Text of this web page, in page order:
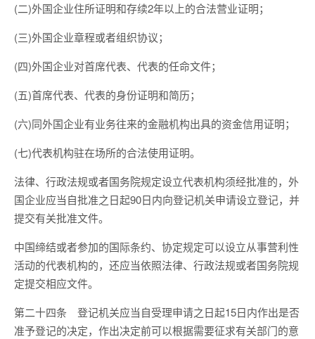
(二)外国企业住所证明和存续2年以上的合法营业证明；
(三)外国企业章程或者组织协议；
(四)外国企业对首席代表、代表的任命文件；
(五)首席代表、代表的身份证明和简历；
(六)同外国企业有业务往来的金融机构出具的资金信用证明；
(七)代表机构驻在场所的合法使用证明。
法律、行政法规或者国务院规定设立代表机构须经批准的，外
国企业应当自批准之日起90日内向登记机关申请设立登记，并
提交有关批准文件。
中国缔结或者参加的国际条约、协定规定可以设立从事营利性
活动的代表机构的，还应当依照法律、行政法规或者国务院规
定提交相应文件。
第二十四条 登记机关应当自受理申请之日起15日内作出是否
准予登记的决定，作出决定前可以根据需要征求有关部门的意